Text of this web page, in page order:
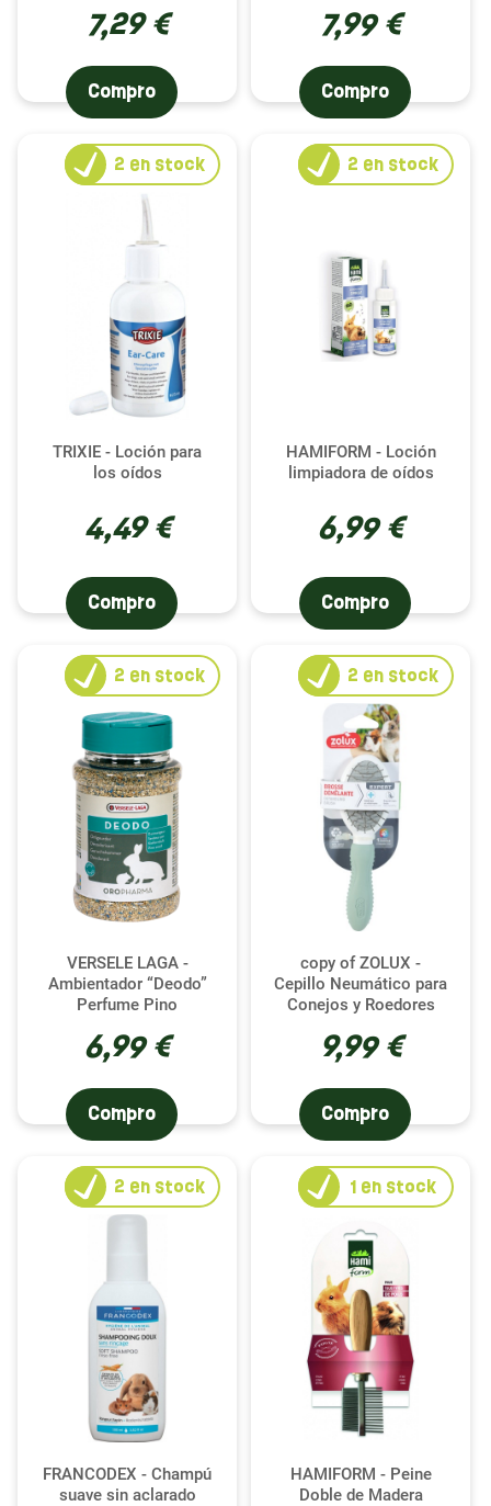
7,29 €
Compro
7,99 €
Compro
TRIXIE - Loción para
los oídos
4,49 €
2 en stock
Compro
HAMIFORM - Loción
limpiadora de oídos
6,99 €
2 en stock
Compro
VERSELE LAGA -
Ambientador “Deodo”
Perfume Pino
6,99 €
2 en stock
Compro
copy of ZOLUX -
Cepillo Neumático para
Conejos y Roedores
9,99 €
2 en stock
Compro
FRANCODEX - Champú
suave sin aclarado
2 en stock
HAMIFORM - Peine
Doble de Madera
1en stock